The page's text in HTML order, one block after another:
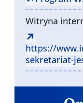
Witryna
https://
sekretariat-